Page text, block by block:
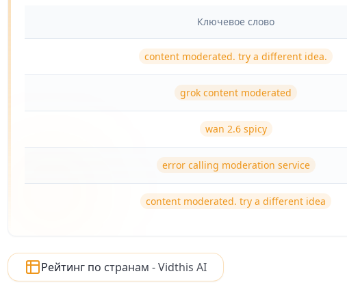
Ключевое слово
content moderated. try a different idea.
grok content moderated
wan 2.6 spicy
error calling moderation service
content moderated. try a different idea
Рейтинг по странам - Vidthis AI